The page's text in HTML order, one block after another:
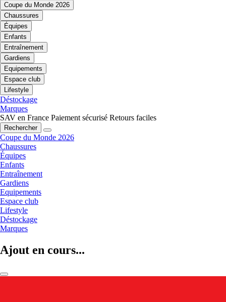
Coupe du Monde 2026
Chaussures
Équipes
Enfants
Entraînement
Gardiens
Equipements
Espace club
Lifestyle
Déstockage
Marques
SAV en France Paiement sécurisé Retours faciles
Rechercher
Coupe du Monde 2026
Chaussures
Équipes
Enfants
Entraînement
Gardiens
Equipements
Espace club
Lifestyle
Déstockage
Marques
Ajout en cours...